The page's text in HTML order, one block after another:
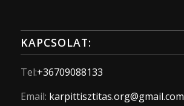
KAPCSOLAT:
Tel:+36709088133
Email: karpittisztitas.org@gmail.com